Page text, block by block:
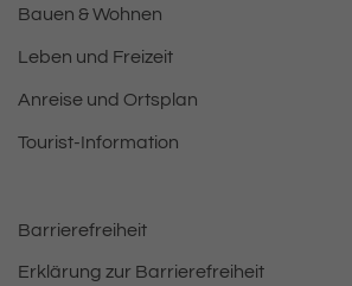
Bauen & Wohnen
Leben und Freizeit
Anreise und Ortsplan
Tourist-Information
Barrierefreiheit
Erklärung zur Barrierefreiheit